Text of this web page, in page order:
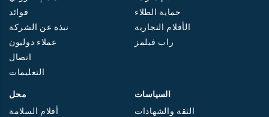
فوائد
نبذة عن الشركة
عملاء دوليون
اتصال
التعليمات
حماية الطلاء
الأفلام التجارية
راب فيلمز
محل
أفلام السلامة
السياسات
الثقة والشهادات